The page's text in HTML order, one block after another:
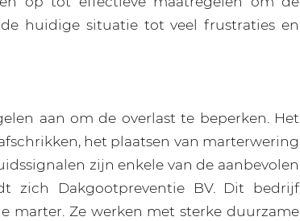
huidige situatie tot veel frustraties en
aan om de overlast te beperken. Het
het plaatsen van marterwering
zijn enkele van de aanbevolen
zich Dakgootpreventie BV. Dit bedrijf
marter. Ze werken met sterke duurzame